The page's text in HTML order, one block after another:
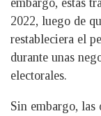
embargo, estas
2022, luego de
restableciera el
durante unas
electorales.
Sin embargo, las